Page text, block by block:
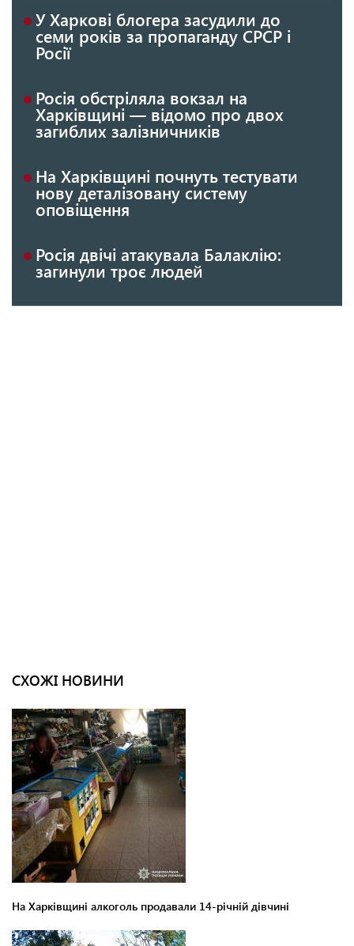
У Харкові блогера засудили до
семи років за пропаганду СРСР і
Росії
Росія обстріляла вокзал на
Харківщині — відомо про двох
загиблих залізничників
На Харківщині почнуть тестувати
нову деталізовану систему
оповіщення
Росія двічі атакувала Балаклію:
загинули троє людей
СХОЖІ НОВИНИ
На Харківщині алкоголь продавали 14-річній дівчині